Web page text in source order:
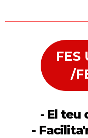
FES
/
- El teu
-